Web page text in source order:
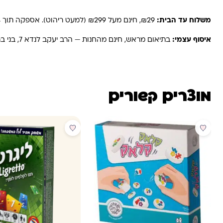
משלוח עד הבית:
איסוף עצמי: בתיאום מראש, חינם מהחנות — הרב יעקב לנדא 7, בני ברק.
מוצרים קשורים
מבצע מבצע